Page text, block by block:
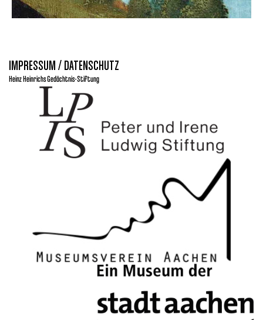
IMPRESSUM / DATENSCHUTZ
Heinz Heinrichs Gedächtnis-Stiftung